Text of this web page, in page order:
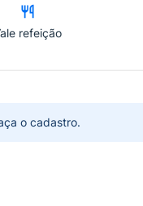
refeição
o cadastro.